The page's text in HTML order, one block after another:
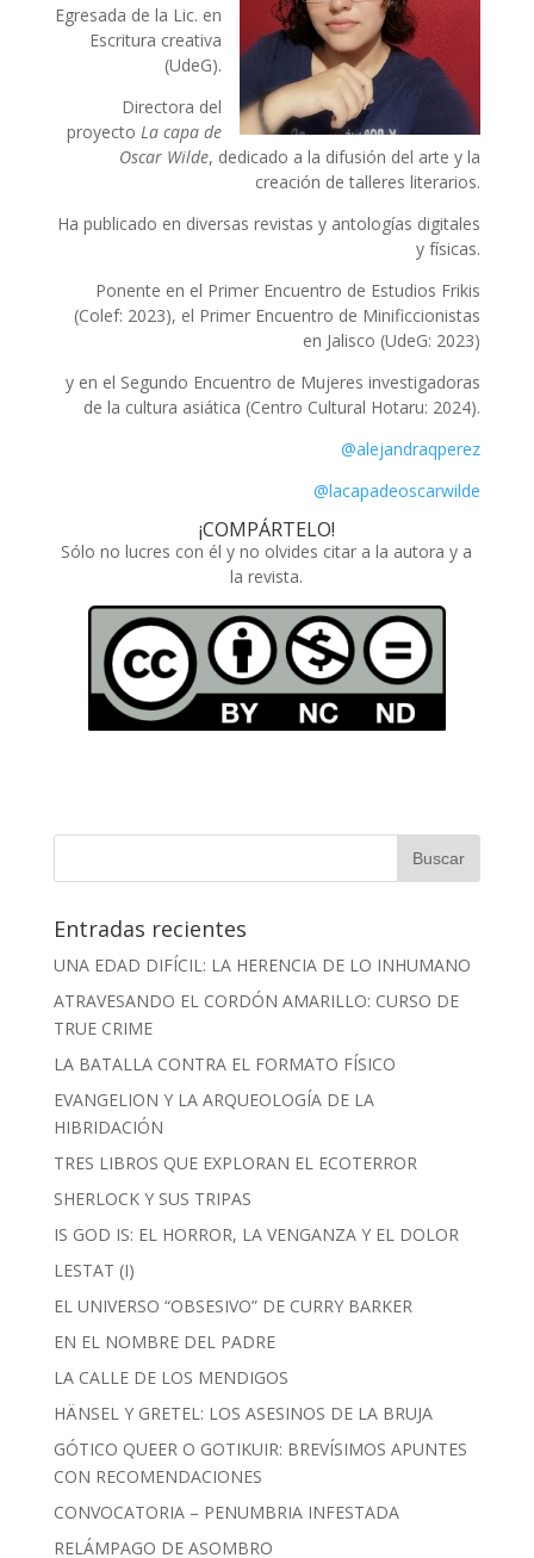
Egresada de la Lic. en
Escritura creativa
(UdeG).
Directora del
proyecto La capa de
Oscar Wilde, dedicado a la difusión del arte y la
creación de talleres literarios.
Ha publicado en diversas revistas y antologías digitales
y físicas.
Ponente en el Primer Encuentro de Estudios Frikis
(Colef: 2023), el Primer Encuentro de Minificcionistas
en Jalisco (UdeG: 2023)
y en el Segundo Encuentro de Mujeres investigadoras
de la cultura asiática (Centro Cultural Hotaru: 2024).
@alejandraqperez
@lacapadeoscarwilde
¡COMPÁRTELO!
Sólo no lucres con él y no olvides citar a la autora y a
la revista.
Entradas recientes
UNA EDAD DIFÍCIL: LA HERENCIA DE LO INHUMANO
ATRAVESANDO EL CORDÓN AMARILLO: CURSO DE
TRUE CRIME
LA BATALLA CONTRA EL FORMATO FÍSICO
EVANGELION Y LA ARQUEOLOGÍA DE LA
HIBRIDACIÓN
TRES LIBROS QUE EXPLORAN EL ECOTERROR
SHERLOCK Y SUS TRIPAS
IS GOD IS: EL HORROR, LA VENGANZA Y EL DOLOR
LESTAT (I)
EL UNIVERSO “OBSESIVO” DE CURRY BARKER
EN EL NOMBRE DEL PADRE
LA CALLE DE LOS MENDIGOS
HÄNSEL Y GRETEL: LOS ASESINOS DE LA BRUJA
GÓTICO QUEER O GOTIKUIR: BREVÍSIMOS APUNTES
CON RECOMENDACIONES
CONVOCATORIA – PENUMBRIA INFESTADA
RELÁMPAGO DE ASOMBRO